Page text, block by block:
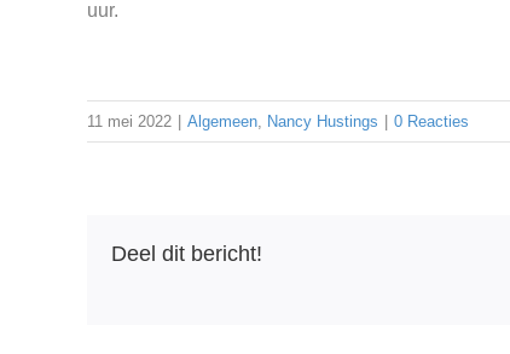
uur.
11 mei 2022 Algemeen Nancy Hustings 0 Reacties
Deel dit bericht!